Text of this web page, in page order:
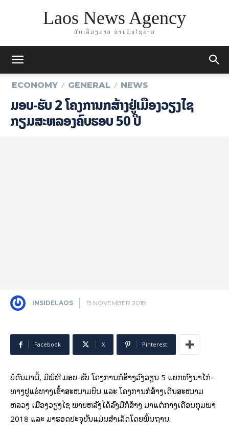
Laos News Agency
ມັກເລື່ອງລາວ ອ່ານອິນໄຊລາວ
ECONOMY GENERAL NEWS
ມອບ-ຮັບ 2 ໂຄງການກໍ່ສ້າງຢູ່ເມືອງວຽງໄຊ
ກຽມສະຫລອງຄົບຮອບ 50 ປີ
INSIDELAOS 13 NOVEMBER 2018
Facebook X Pinterest
ບໍ່​ດົນ​ມາ​ນີ້, ​ມີ​ພິທີ​ ມອບ-ຮັບ ໂຄງການກໍ່ສ້າງວົງວຽນ 5 ແຍກທົ່ງນາໄກ່-
ທາງປູແຮ່ທາງເຂົ້າສະໜາມບິນ ແລະ ໂຄງການກໍ່ສ້າງເດີນສະໜາມ
ຫລວງ ເມືອງວຽງໄຊ ພາຍຫລັງ​ໄດ້ລົງມືກໍ່ສ້າງ ມາແຕ່ກາງເດືອນກຸມພາ
2018 ​ແລະ ມາຮອດປະຈຸບັນ​ແມ່ນ​ສໍາ​ເລັດ​ໂດຍ​ພື້ນຖານ.